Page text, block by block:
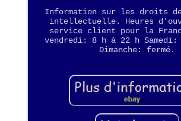
Information sur les droits
intellectuelle. Heures
service client pour la
vendredi: 8 h à 22 h
Dimanche: fermé.